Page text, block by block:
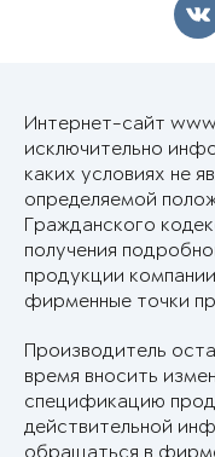
Интернет-сайт
исключительно
каких условиях не
определяемой
Гражданского
получения
продукции
фирменные точки
Производитель
время вносить
спецификацию
действительной
обращаться в